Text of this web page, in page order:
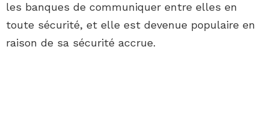
les banques de communiquer entre elles en
toute sécurité, et elle est devenue populaire en
raison de sa sécurité accrue.